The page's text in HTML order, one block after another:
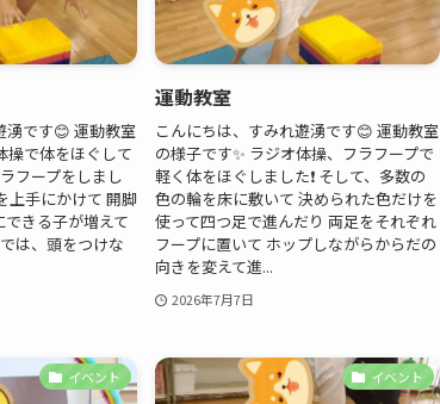
湧です😊 運動教室
操で体をほぐして
フープをしまし
上手にかけて 開脚
きる子が増えて
は、頭をつけな
運動教室
こんにちは、すみれ遊湧です😊 運動教室
の様子です✨ ラジオ体操、フラフープで
軽く体をほぐしました❗ そして、多数の
色の輪を床に敷いて 決められた色だけを
使って四つ足で進んだり 両足をそれぞれ
フープに置いて ホップしながらからだの
向きを変えて進...
2026年7月7日
イベント イベント